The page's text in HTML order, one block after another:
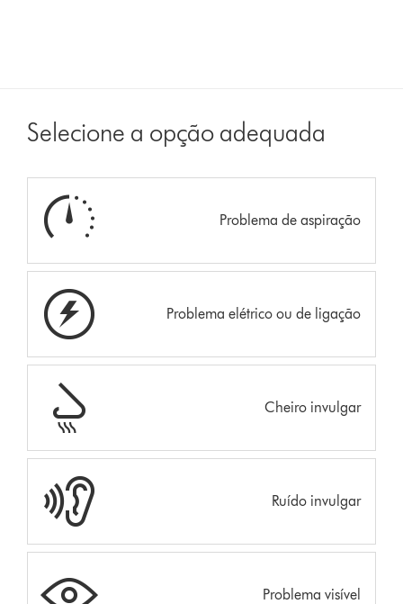
Selecione a opção adequada
Problema de aspiração
Problema elétrico ou de ligação
Cheiro invulgar
Ruído invulgar
Problema visível